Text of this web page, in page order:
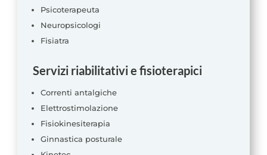
Psicoterapeuta
Neuropsicologi
Fisiatra
Servizi riabilitativi e fisioterapici
Correnti antalgiche
Elettrostimolazione
Fisiokinesiterapia
Ginnastica posturale